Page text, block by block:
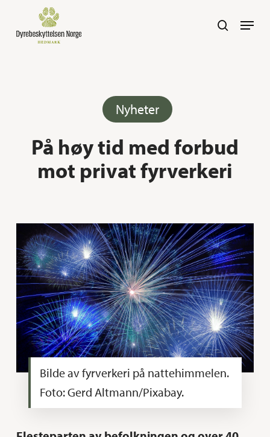
search
Nyheter
På høy tid med forbud
mot privat fyrverkeri
Bilde av fyrverkeri på nattehimmelen.
Foto: Gerd Altmann/Pixabay.